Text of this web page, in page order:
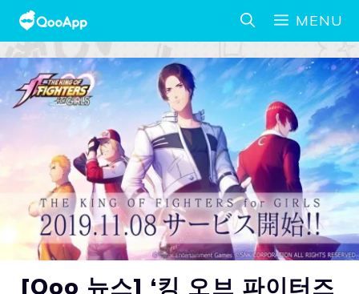
MENU
[Qoo 뉴스] ‘킹 오브 파이터즈